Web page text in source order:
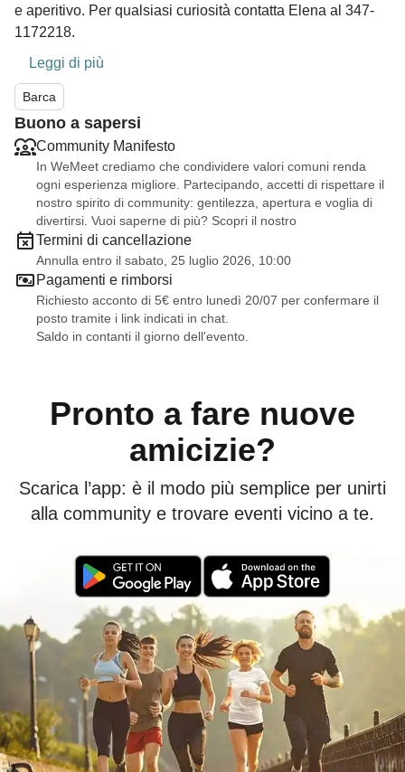
e aperitivo. Per qualsiasi curiosità contatta Elena al 347-
1172218.
Leggi di più
Barca
Buono a sapersi
Community Manifesto
In WeMeet crediamo che condividere valori comuni renda
ogni esperienza migliore. Partecipando, accetti di rispettare il
nostro spirito di community: gentilezza, apertura e voglia di
divertirsi. Vuoi saperne di più? Scopri il nostro
Termini di cancellazione
Annulla entro il sabato, 25 luglio 2026, 10:00
Pagamenti e rimborsi
Richiesto acconto di 5€ entro lunedì 20/07 per confermare il
posto tramite i link indicati in chat.
Saldo in contanti il giorno dell'evento.
Pronto a fare nuove
amicizie?
Scarica l’app: è il modo più semplice per unirti
alla community e trovare eventi vicino a te.